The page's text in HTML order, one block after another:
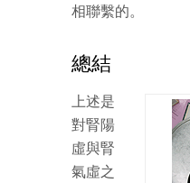
相聯繫的。
總結
上述是
對腎陽
虛與腎
氣虛之